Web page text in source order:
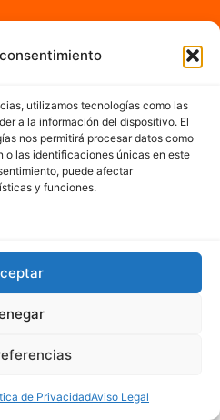
utilizamos tecnologías como las
a la información del dispositivo. El
nos permitirá procesar datos como
o las identificaciones únicas en este
puede afectar
y funciones.
de PrivacidadAviso Legal